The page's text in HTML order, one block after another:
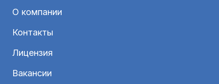
О компании
Контакты
Лицензия
Вакансии